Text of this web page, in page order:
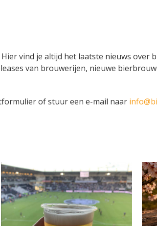
vind je altijd het laatste nieuws over
van brouwerijen, nieuwe
of stuur een e-mail naar